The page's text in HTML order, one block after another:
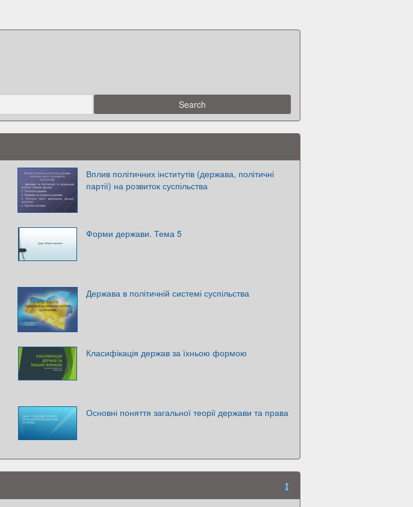
Вплив політичних інститутів (держава, політичні
партії) на розвиток суспільства
Форми держави. Тема 5
Держава в політичній системі суспільства
Класифікація держав за їхньою формою
Основні поняття загальної теорії держави та права